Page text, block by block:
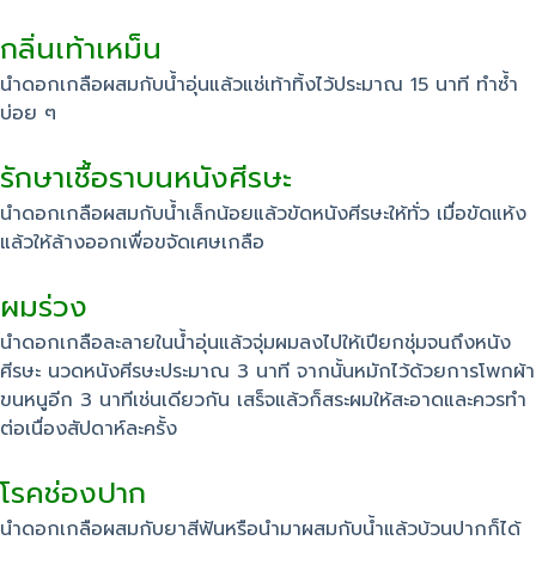
กลิ่นเท้าเหม็น
นำดอกเกลือผสมกับน้ำอุ่นแล้วแช่เท้าทิ้งไว้ประมาณ 15 นาที ทำซ้ำ
บ่อย ๆ
รักษาเชื้อราบนหนังศีรษะ
นำดอกเกลือผสมกับน้ำเล็กน้อยแล้วขัดหนังศีรษะให้ทั่ว เมื่อขัดแห้ง
แล้วให้ล้างออกเพื่อขจัดเศษเกลือ
ผมร่วง
นำดอกเกลือละลายในน้ำอุ่นแล้วจุ่มผมลงไปให้เปียกชุ่มจนถึงหนัง
ศีรษะ นวดหนังศีรษะประมาณ 3 นาที จากนั้นหมักไว้ด้วยการโพกผ้า
ขนหนูอีก 3 นาทีเช่นเดียวกัน เสร็จแล้วก็สระผมให้สะอาดและควรทำ
ต่อเนื่องสัปดาห์ละครั้ง
โรคช่องปาก
นำดอกเกลือผสมกับยาสีฟันหรือนำมาผสมกับน้ำแล้วบ้วนปากก็ได้